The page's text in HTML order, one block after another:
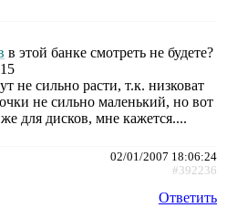
в этой банке смотреть не будете?
не сильно расти, т.к. низковат
не сильно маленький, но вот
для дисков, мне кажется....
02/01/2007 18:06:24
#392236
Ответить